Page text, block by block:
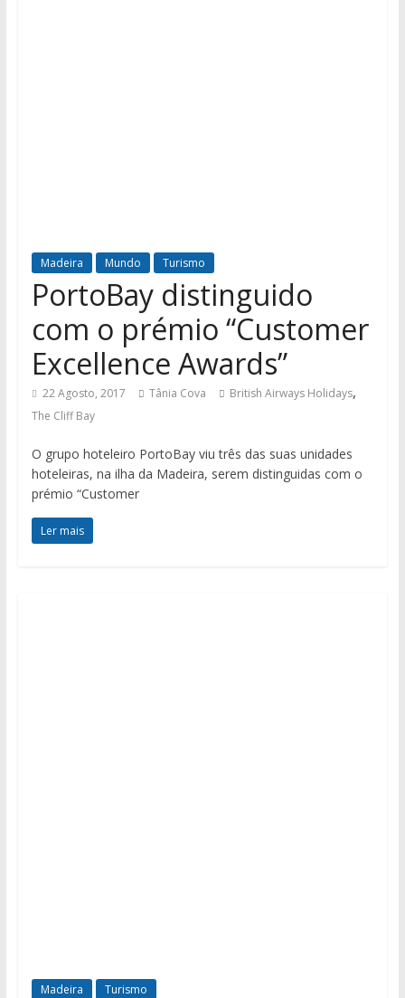
Madeira Mundo Turismo
PortoBay distinguido
com o prémio “Customer
Excellence Awards”
22 Agosto, 2017 Tânia Cova British Airways Holidays,
The Cliff Bay
O grupo hoteleiro PortoBay viu três das suas unidades
hoteleiras, na ilha da Madeira, serem distinguidas com o
prémio “Customer
Ler mais
Madeira Turismo